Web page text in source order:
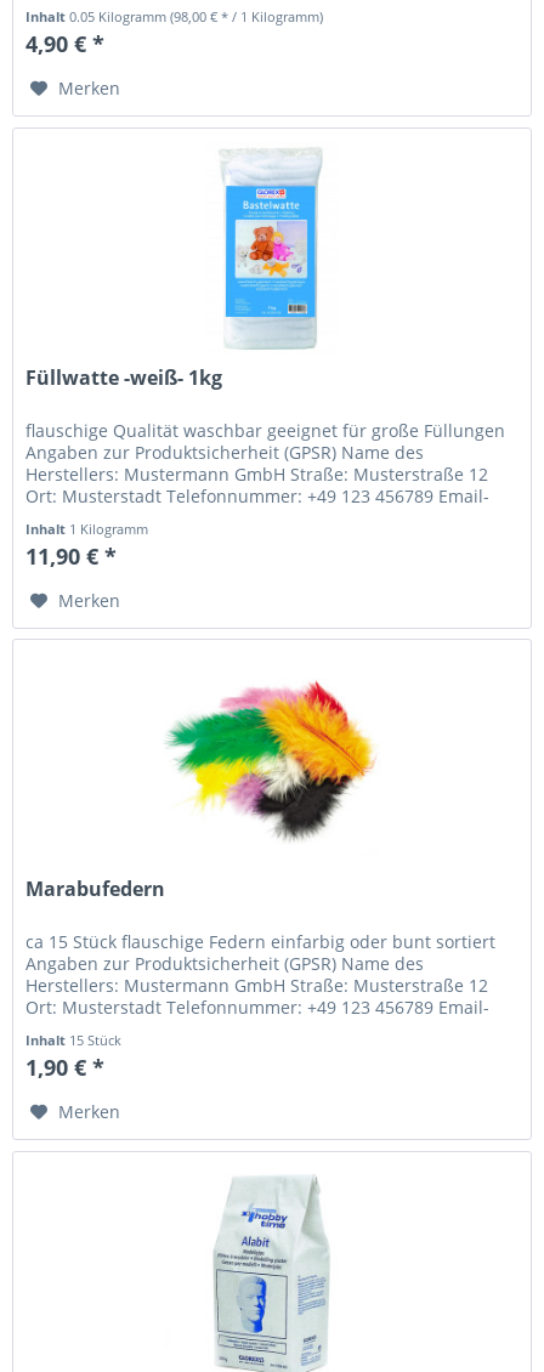
Inhalt0.05 Kilogramm(98,00 € * / 1 Kilogramm)
4,90 € *
Merken
Füllwatte -weiß- 1kg
flauschige Qualität waschbar geeignet für große Füllungen
Angaben zur Produktsicherheit (GPSR) Name des
Herstellers: Mustermann GmbH Straße: Musterstraße 12
Ort: Musterstadt Telefonnummer: +49 123 456789 Email-
Inhalt 1 Kilogramm
11,90 € *
Merken
Marabufedern
ca 15 Stück flauschige Federn einfarbig oder bunt sortiert
Angaben zur Produktsicherheit (GPSR) Name des
Herstellers: Mustermann GmbH Straße: Musterstraße 12
Ort: Musterstadt Telefonnummer: +49 123 456789 Email-
Inhalt 15 Stück
1,90 € *
Merken